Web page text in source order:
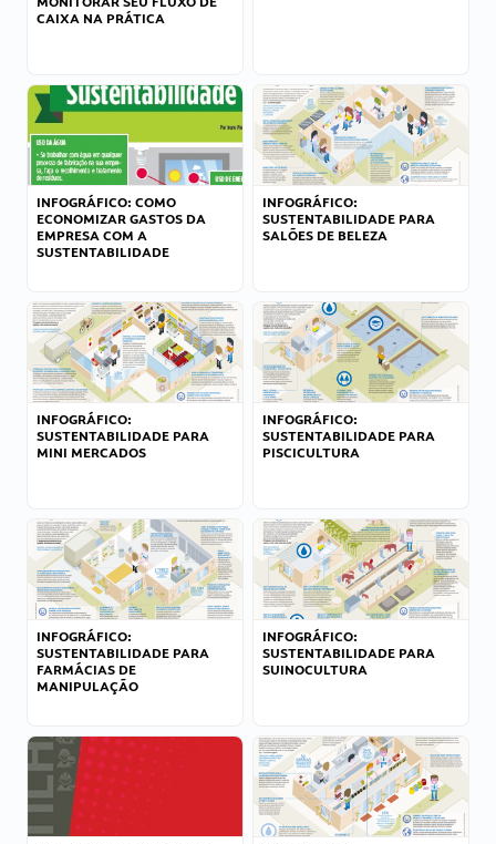
CAIXA NA PRÁTICA
INFOGRÁFICO: COMO
ECONOMIZAR GASTOS DA
EMPRESA COM A
SUSTENTABILIDADE
INFOGRÁFICO:
SUSTENTABILIDADE PARA
SALÕES DE BELEZA
INFOGRÁFICO:
SUSTENTABILIDADE PARA
MINI MERCADOS
INFOGRÁFICO:
SUSTENTABILIDADE PARA
PISCICULTURA
INFOGRÁFICO:
SUSTENTABILIDADE PARA
FARMÁCIAS DE
MANIPULAÇÃO
INFOGRÁFICO:
SUSTENTABILIDADE PARA
SUINOCULTURA